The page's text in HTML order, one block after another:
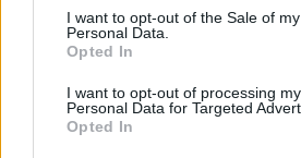
I want to opt-out of the Sale of my
Personal Data.
Opted In
I want to opt-out of processing my
Personal Data for Targeted
Opted In
V. Zalužno pasisakymą laiko
Ukrainos politikoje: jis yra neteisus